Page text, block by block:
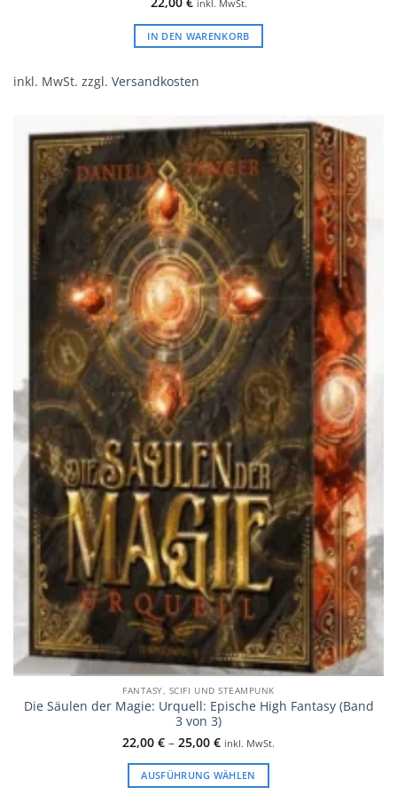
inkl. MwSt.
IN DEN WARENKORB
inkl. MwSt. zzgl. Versandkosten
FANTASY, SCIFI UND STEAMPUNK
Die Säulen der Magie: Urquell: Epische High Fantasy (Band
3 von 3)
22,00 € – 25,00 € inkl. MwSt.
AUSFÜHRUNG WÄHLEN